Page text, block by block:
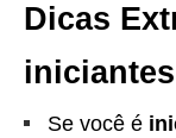
Dicas
iniciantes
Se você é